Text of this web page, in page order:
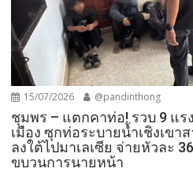
15/07/2026 @pandinthong
ชุมพร – แตกคาท่อ! รวบ 9 แร
เมือง ซุกท่อระบายน้ำเชิงเข
ลงใต้ไปมาเลเซีย จ่ายหัวละ
ขบวนการนายหน้า